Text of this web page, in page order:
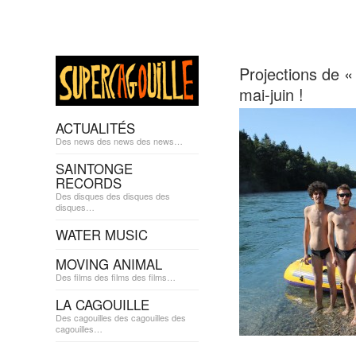
Projections de
mai-juin !
ACTUALITÉS
Des news des news des news…
SAINTONGE
RECORDS
Des disques des disques des
disques…
WATER MUSIC
MOVING ANIMAL
Des films des films des films…
LA CAGOUILLE
Des cagouilles des cagouilles des
cagouilles…